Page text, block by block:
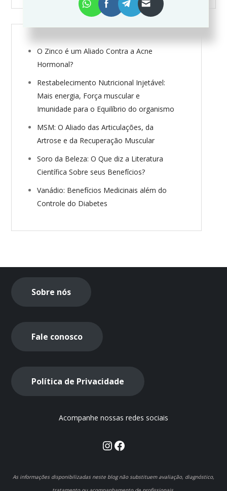
O Zinco é um Aliado Contra a Acne
Hormonal?
Restabelecimento Nutricional Injetável:
Mais energia, Força muscular e
Imunidade para o Equilíbrio do organismo
MSM: O Aliado das Articulações, da
Artrose e da Recuperação Muscular
Soro da Beleza: O Que diz a Literatura
Científica Sobre seus Benefícios?
Vanádio: Benefícios Medicinais além do
Controle do Diabetes
Sobre nós
Fale conosco
Política de Privacidade
Acompanhe nossas redes sociais
Instagram
Facebook
As informações disponibilizadas neste blog não substituem avaliação, diagnóstico,